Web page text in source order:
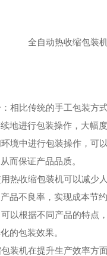
比传统的手工包装方
地进行包装操作，大幅
中进行包装操作，可
而保证产品品质。
收缩包装机可以减少人
品不良率，实现成本节约
根据不同产品的特点
的包装效果。
机在提升生产效率方